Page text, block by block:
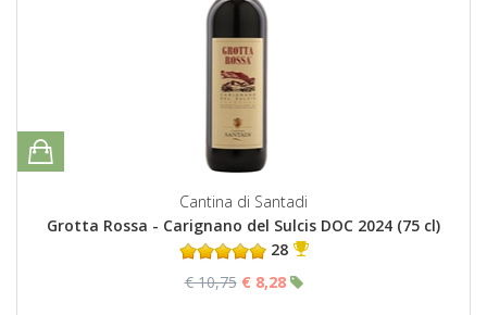
Cantina di Santadi
Grotta Rossa - Carignano del Sulcis DOC 2024 (75 cl)
28
€ 10,75 € 8,28